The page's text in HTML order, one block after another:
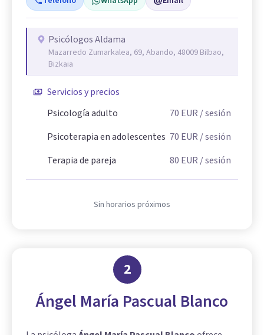
Psicólogos Aldama
Mazarredo Zumarkalea, 69, Abando, 48009 Bilbao,
Bizkaia
Servicios y precios
Psicología adulto
70 EUR / sesión
Psicoterapia en adolescentes 70 EUR / sesión
Terapia de pareja
80 EUR / sesión
Sin horarios próximos
2
Ángel María Pascual Blanco